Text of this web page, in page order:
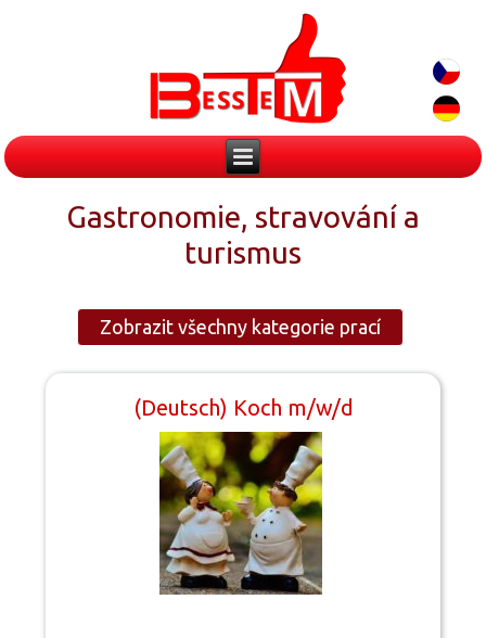
Gastronomie, stravování a
turismus
Zobrazit všechny kategorie prací
(Deutsch) Koch m/w/d